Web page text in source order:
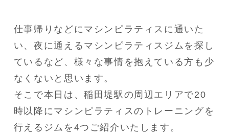
仕事帰りなどにマシンピラティスに通いた
い、夜に通えるマシンピラティスジムを探し
ているなど、様々な事情を抱えている方も少
なくないと思います。
そこで本日は、稲田堤駅の周辺エリアで20
時以降にマシンピラティスのトレーニングを
行えるジムを4つご紹介いたします。